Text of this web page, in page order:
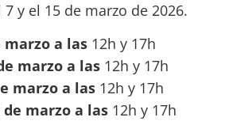
y el 15 de marzo de 2026.
marzo a las12h y 17h
marzo a las12h y 17h
marzo a las12h y 17h
de marzo a las12h y 17h